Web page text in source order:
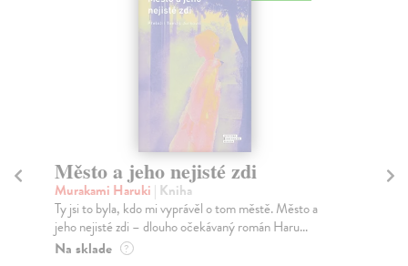
Město a jeho nejisté zdi
Murakami Haruki | Kniha
Ty jsi to byla, kdo mi vyprávěl o tom městě. Město a
jeho nejisté zdi – dlouho očekávaný román Haru...
Na sklade ?